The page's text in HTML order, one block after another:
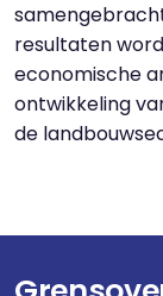
resultaten
economische
ontwikkeling
de